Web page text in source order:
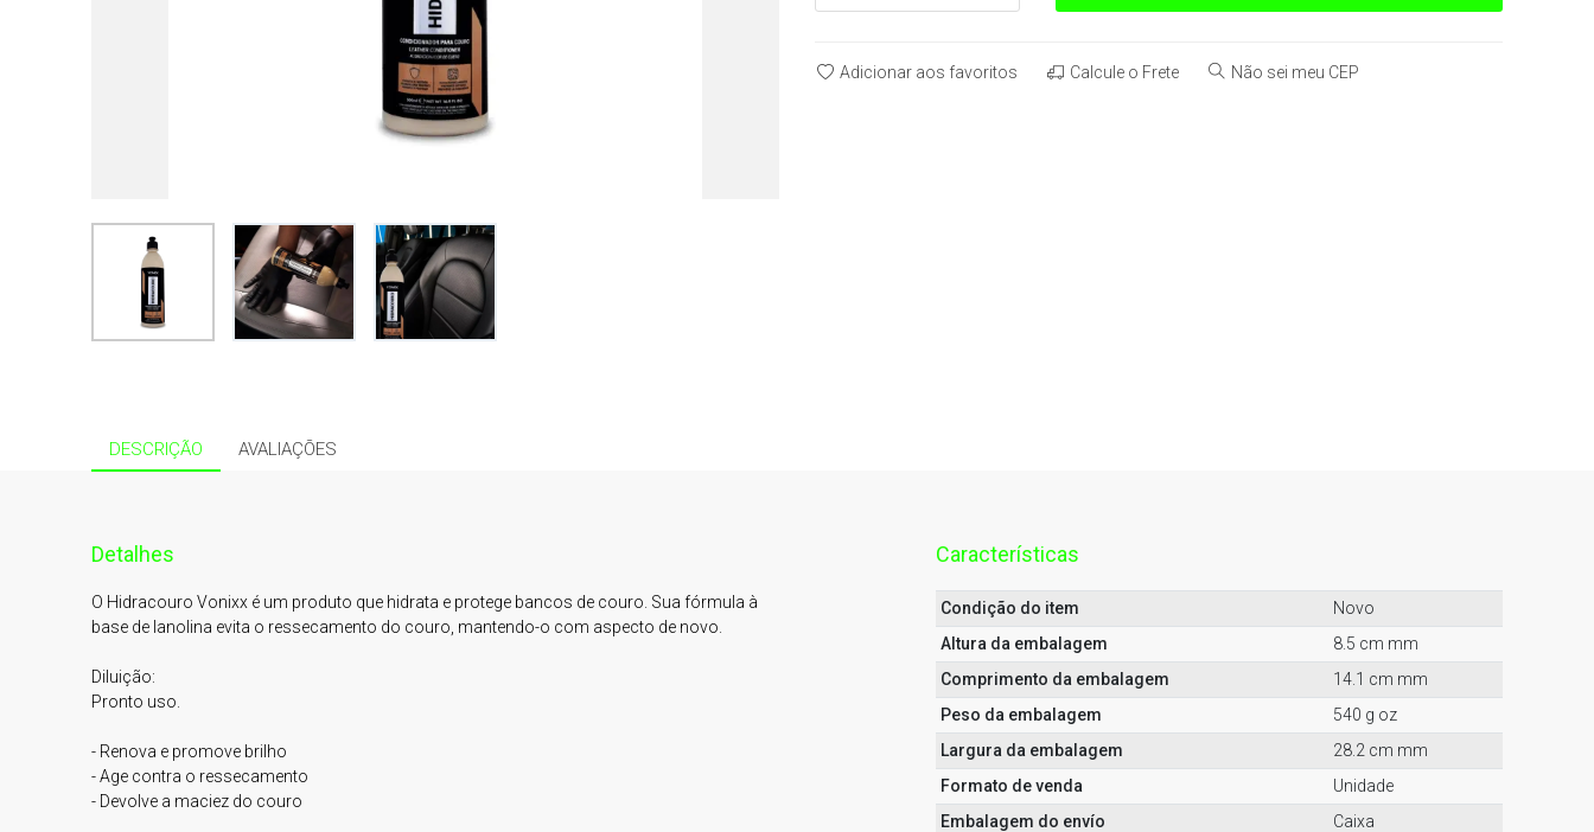
Adicionar aos favoritos Calcule o Frete Não sei meu CEP
DESCRIÇÃO AVALIAÇÕES
Detalhes
O Hidracouro Vonixx é um produto que hidrata e protege bancos de couro. Sua fórmula à
base de lanolina evita o ressecamento do couro, mantendo-o com aspecto de novo.
Diluição:
Pronto uso.
- Renova e promove brilho
- Age contra o ressecamento
- Devolve a maciez do couro
Características
Condição do item
Novo
Altura da embalagem
8.5 cm mm
Comprimento da embalagem
14.1 cm mm
Peso da embalagem
540 g oz
Largura da embalagem
28.2 cm mm
Formato de venda
Unidade
Embalagem do envío
Caixa